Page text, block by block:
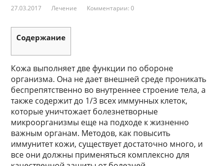
27.03.2017 Лечение Комментарии: 0
Содержание
Кожа выполняет две функции по обороне
организма. Она не дает внешней среде проникать
беспрепятственно во внутреннее строение тела, а
также содержит до 1/3 всех иммунных клеток,
которые уничтожает болезнетворные
микроорганизмы еще на подходе к жизненно
важным органам. Методов, как повысить
иммунитет кожи, существует достаточно много, и
все они должны применяться комплексно для